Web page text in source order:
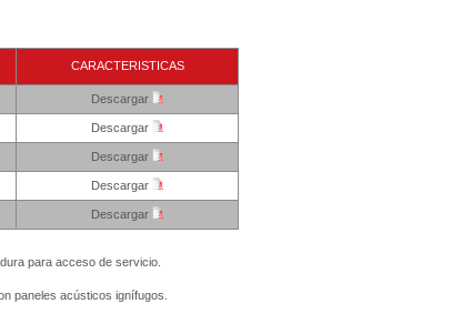
CARACTERISTICAS
Descargar
Descargar
Descargar
Descargar
Descargar
para acceso de servicio.
paneles acústicos ignífugos.